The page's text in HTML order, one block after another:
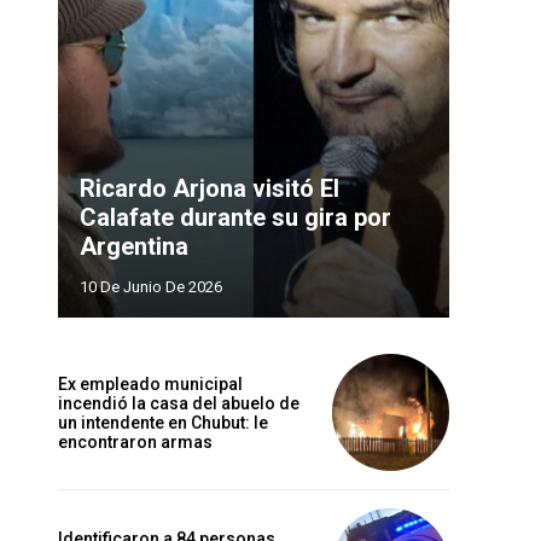
Ricardo Arjona visitó El
Calafate durante su gira por
Argentina
10 De Junio De 2026
Ex empleado municipal
incendió la casa del abuelo de
un intendente en Chubut: le
encontraron armas